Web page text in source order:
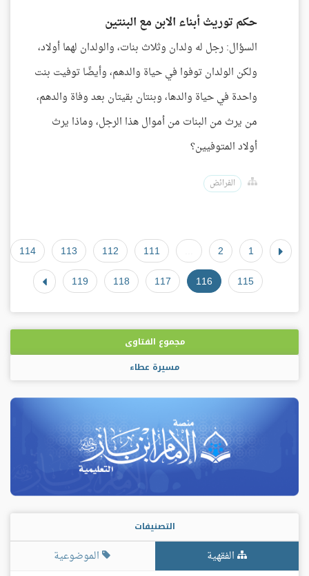
حكم توريث أبناء الابن مع البنتين
السؤال: رجل له ولدان وثلاث بنات، والولدان لهما أولاد،
ولكن الولدان توفوا في حياة والدهم، وأيضًا توفيت بنت
واحدة في حياة والدها، وبنتان بقيتان بعد وفاة والدهم،
من يرث من البنات من أموال هذا الرجل، وماذا يرث
أولاد المتوفيين؟
الفرائض
1
2
111
112
113
114
115
116
117
118
119
مجموع الفتاوى
مسيرة عطاء
التصنيفات
الفقهية
الموضوعية